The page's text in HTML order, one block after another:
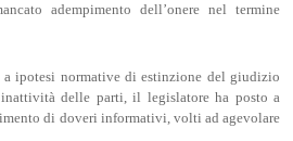
adempimento dell’onere nel termine
a ipotesi normative di estinzione del giudizio
delle parti, il legislatore ha posto a
di doveri informativi, volti ad agevolare